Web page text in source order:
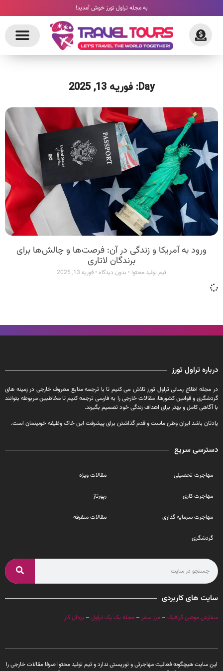
به مجله تراول تورز خوش آمدید!
Day: فوریه 13, 2025
ورود به آمریکا و زندگی در آن: فرصت‌ها و چالش‌ها برای
برندگان لاتاری
تیم تولید محتوا بدون دیدگاه فوریه 13, 2025
درباره تراول تورز
در مجله اطلاع رسانی تراول تورز تلاش می کنیم تا با ترجمه منابع معروف خارجی در زمینه های
گردشگری و قوانین کشورها، مقالات خارجی را به فارسی ترجمه کنیم تا مخاطبین مربوطه بتوانند
با آگاهی کامل و بهتر برای اهداف زندگی خود تصمیم بگیرند.
یادتان باشد ایران وطن ماست و قدم گذاشتن برای پیشرفت این خاک وظیفه خونینمان است.
دسترسی سریع
مهاجرت تحصیلی
مهاجرت کاری
مهاجرت سرمایه گذاری
گردشگری
مقالات ویژه
رپورتاژ
مقالات متفرقه
سایت های کاربردی
سفارش موشن گرافیک – مرز سفر – مجله بک پک تراول – یزدان کار
این سایت هیچگونه فعالیت مهاجرتی و توریستی ندارد و تیم تولید محتوا صرفا مقالات خارجی را